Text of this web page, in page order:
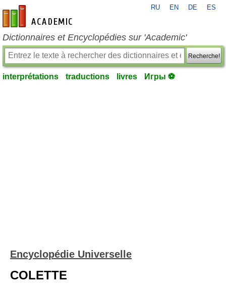
fr-academic.com
RU EN DE ES
Dictionnaires et Encyclopédies sur 'Academic'
Recherche!
interprétations traductions livres Игры ⚽
Encyclopédie Universelle
COLETTE